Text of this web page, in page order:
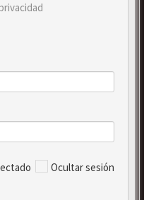
Ocultar sesión